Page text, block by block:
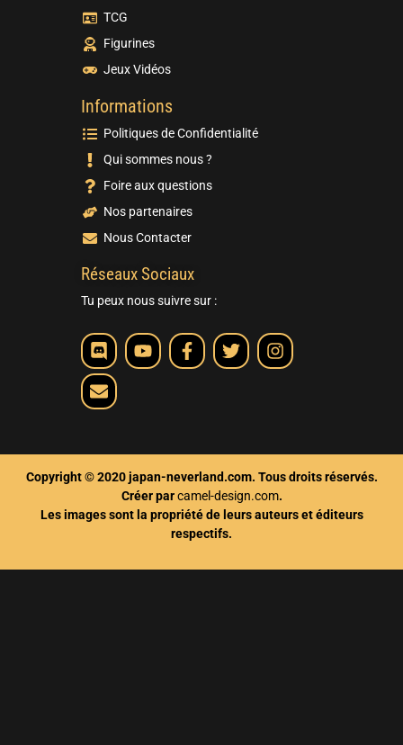
TCG
Figurines
Jeux Vidéos
Informations
Politiques de Confidentialité
Qui sommes nous ?
Foire aux questions
Nos partenaires
Nous Contacter
Réseaux Sociaux
Tu peux nous suivre sur :
Copyright © 2020 japan-neverland.com. Tous droits réservés.
Créer parcamel-design.com.
Les images sont la propriété de leurs auteurs et éditeurs
respectifs.